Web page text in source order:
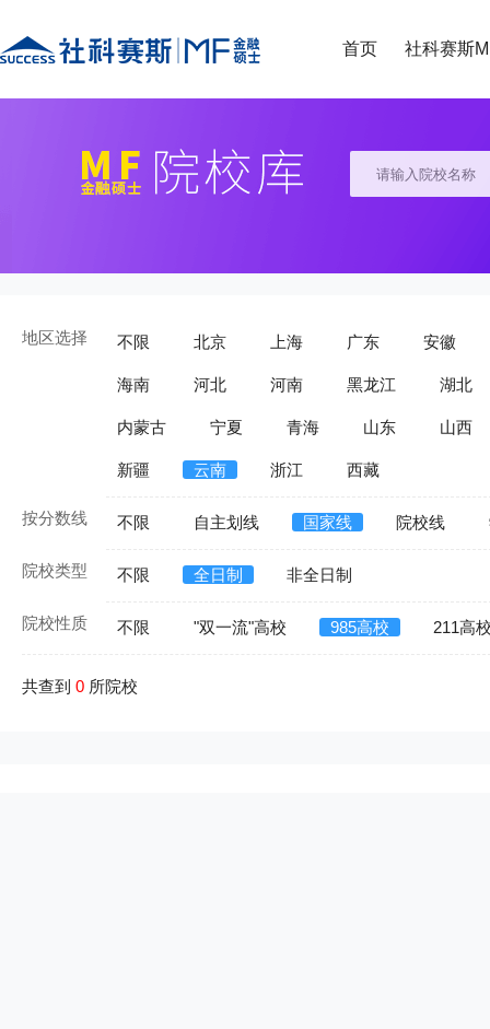
首页 社科赛斯
地区选择 不限 北京 上海 广东 安徽
海南 河北 河南 黑龙江 湖北
内蒙古 宁夏 青海 山东 山西
新疆 云南 浙江 西藏
按分数线 不限 自主划线 国家线 院校线
院校类型 不限 全日制 非全日制
院校性质 不限 "双一流"高校 985高校 211高
共查到 0 所院校